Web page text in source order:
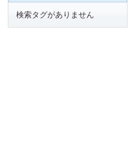
検索タグがありません